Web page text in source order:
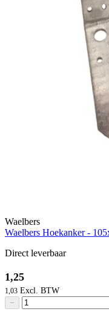
Waelbers
Waelbers Hoekanker -
Direct leverbaar
1,25
1,03
−